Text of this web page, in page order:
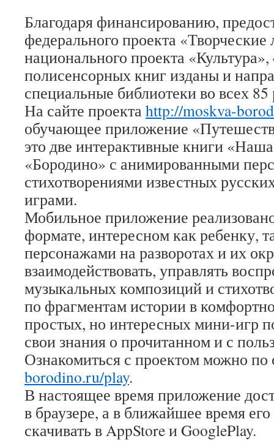
Благодаря финансированию,
федерального проекта
национального проекта
полисенсорных книг изданы и
специальные библиотеки во всех
На сайте проекта http://moskva-
обучающее приложение
это две интерактивные книги
«Бородино» с анимированными
стихотворениями известных
играми.
Мобильное приложение
формате, интересном как ребенку,
персонажами на разворотах и их
взаимодействовать, управлять
музыкальных композиций и
по фрагментам истории в
простых, но интересных мини-игр
свои знания о прочитанном и с
Ознакомиться с проектом можно
borodino.ru/play.
В настоящее время приложение
в браузере, а в ближайшее время
скачивать в AppStore и GooglePlay.